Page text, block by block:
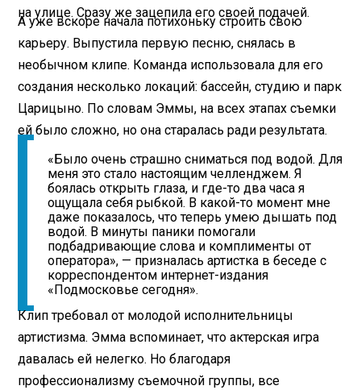
на улице. Сразу же зацепила его своей подачей.
А уже вскоре начала потихоньку строить свою
карьеру. Выпустила первую песню, снялась в
необычном клипе. Команда использовала для его
создания несколько локаций: бассейн, студию и парк
Царицыно. По словам Эммы, на всех этапах съемки
ей было сложно, но она старалась ради результата.
«Было очень страшно сниматься под водой. Для
меня это стало настоящим челленджем. Я
боялась открыть глаза, и где-то два часа я
ощущала себя рыбкой. В какой-то момент мне
даже показалось, что теперь умею дышать под
водой. В минуты паники помогали
подбадривающие слова и комплименты от
оператора», — призналась артистка в беседе с
корреспондентом интернет-издания
«Подмосковье сегодня».
Клип требовал от молодой исполнительницы
артистизма. Эмма вспоминает, что актерская игра
давалась ей нелегко. Но благодаря
профессионализму съемочной группы, все